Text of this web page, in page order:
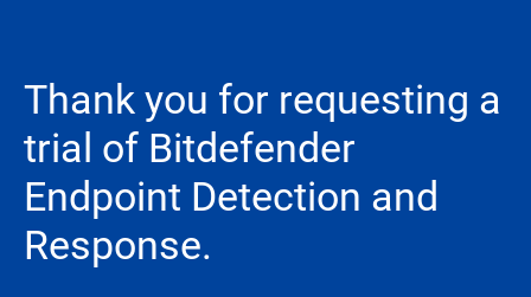
Thank you for requesting a
trial of Bitdefender
Endpoint Detection and
Response.